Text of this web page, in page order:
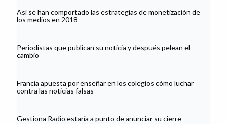
Así se han comportado las estrategias de monetización de
los medios en 2018
Periodistas que publican su noticia y después pelean el
cambio
Francia apuesta por enseñar en los colegios cómo luchar
contra las noticias falsas
Gestiona Radio estaría a punto de anunciar su cierre